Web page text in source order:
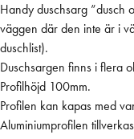
c
m
,
V
i
t
m
Handy duschsarg ”dusch
väggen där den inte är i
duschlist).
Duschsargen finns i flera
Profilhöjd 100mm.
Profilen kan kapas med
Aluminiumprofilen